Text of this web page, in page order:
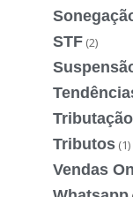
STF (2)
Tributação
Tributos (1)
Vendas